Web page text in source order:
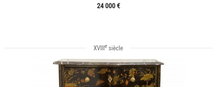
24 000 €
XVIIIe siècle